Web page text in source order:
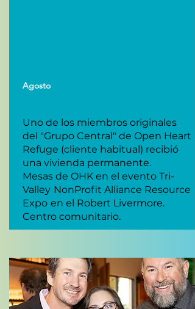
Agosto
Uno de los miembros originales
del "Grupo Central" de Open Heart
Refuge (cliente habitual) recibió
una vivienda permanente.
Mesas de OHK en el evento Tri-
Valley NonProfit Alliance Resource
Expo en el Robert Livermore.
Centro comunitario.